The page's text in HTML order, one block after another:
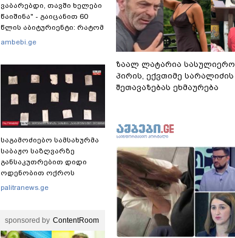
ვაბარებდი, თავში ხელები
წაიშინა" - გაიცანით 60
წლის აბიტურიენტი: რატომ
გადაწყვიტა ბაგრატიონთა
ambebi.ge
საგამოძიებო სამსახურმა
საბაჟო საზღვარზე
განსაკუთრებით დიდი
ოდენობით ოქროს
ზოდების უკანონოდ
palitranews.ge
sponsored by ContentRoom
ზაალ ლატარია სასულიერო
პირის, ექვთიმე სარალიძის
შეთავაზებას ეხმაურება